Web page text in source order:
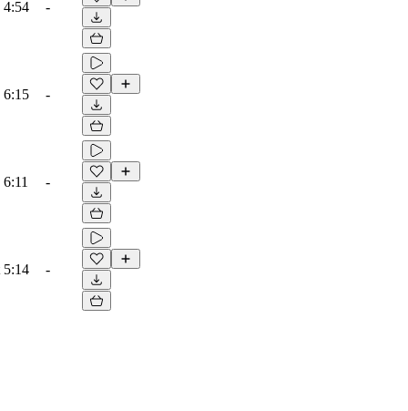
4:54 -
6:15 -
6:11 -
5:14 -